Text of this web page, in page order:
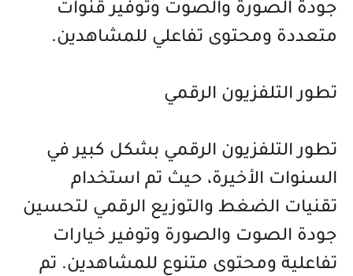
جودة الصورة والصوت وتوفير قنوات
متعددة ومحتوى تفاعلي للمشاهدين.
تطور التلفزيون الرقمي
تطور التلفزيون الرقمي بشكل كبير في
السنوات الأخيرة، حيث تم استخدام
تقنيات الضغط والتوزيع الرقمي لتحسين
جودة الصوت والصورة وتوفير خيارات
تفاعلية ومحتوى متنوع للمشاهدين. تم